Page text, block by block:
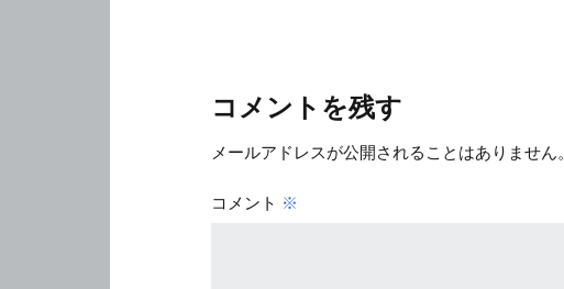
コメントを残す
メールアドレスが公開されることはありません。
コメント ※